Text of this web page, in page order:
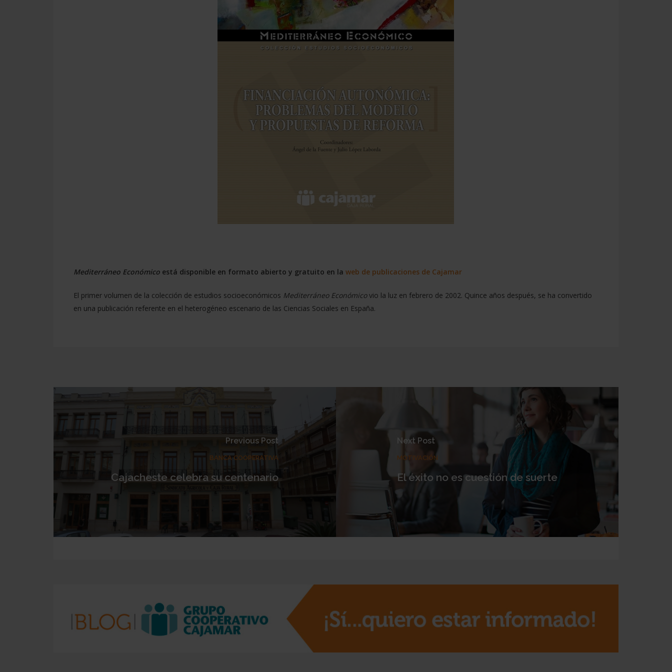
Mediterráneo Económico está disponible en formato abierto y gratuito en la web de publicaciones de Cajamar
El primer volumen de la colección de estudios socioeconómicos Mediterráneo Económicovio la luz en febrero de 2002. Quince años después, se ha convertido
en una publicación referente en el heterogéneo escenario de las Ciencias Sociales en España.
Previous Post
BANCA COOPERATIVA
Cajacheste celebra su centenario
Next Post
MOTIVACIÓN
El éxito no es cuestión de suerte